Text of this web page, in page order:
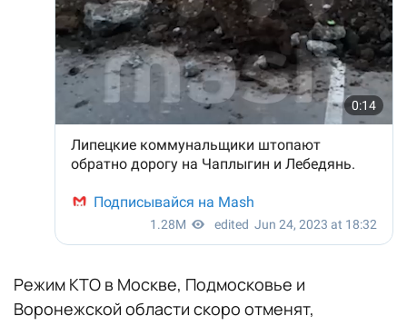
Режим КТО в Москве, Подмосковье и
Воронежской области скоро отменят,